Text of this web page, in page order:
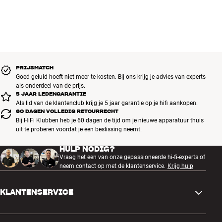
PRIJSMATCH
Goed geluid hoeft niet meer te kosten. Bij ons krijg je advies van experts
als onderdeel van de prijs.
5 JAAR LEDENGARANTIE
Als lid van de klantenclub krijg je 5 jaar garantie op je hifi aankopen.
60 DAGEN VOLLEDIG RETOURRECHT
Bij HiFi Klubben heb je 60 dagen de tijd om je nieuwe apparatuur thuis
uit te proberen voordat je een beslissing neemt.
HULP NODIG?
Vraag het een van onze gepassioneerde hi-fi-experts of
neem contact op met de klantenservice. Krijg hulp
KLANTENSERVICE